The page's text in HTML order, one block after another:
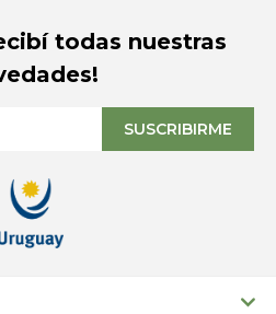
todas nuestras
SUSCRIBIRME